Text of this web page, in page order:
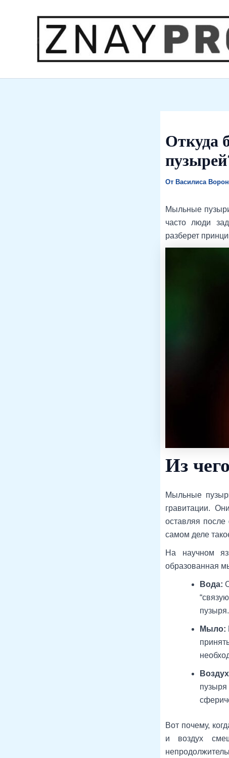
Откуда
От Василиса
Мыльные
часто люди
разберет
Из
Мыльные
гравитации.
оставляя
самом деле
На научном
образованная
Вода:
пузыря.
Мыло:
пузыря
Вот почему,
и воздух